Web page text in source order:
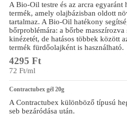
A Bio-Oil testre és az arcra egyaránt
termék, amely olajbázisban oldott
tartalmaz. A Bio-Oil hatékony
bőrproblémára: a bőrbe
kinézetét, de hatásos többek között
termék fürdőolajként is használható.
4295 Ft
72 Ft/ml
Contractubex gél 20g
A Contractubex különböző típusú
seb bezáródása után.